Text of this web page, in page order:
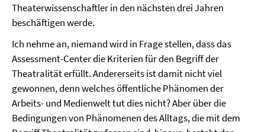
Theaterwissenschaftler in den nächsten drei Jahren
beschäftigen werde.
Ich nehme an, niemand wird in Frage stellen, dass das
Assessment-Center die Kriterien für den Begriff der
Theatralität erfüllt. Andererseits ist damit nicht viel
gewonnen, denn welches öffentliche Phänomen der
Arbeits- und Medienwelt tut dies nicht? Aber über die
Bedingungen von Phänomenen des Alltags, die mit dem